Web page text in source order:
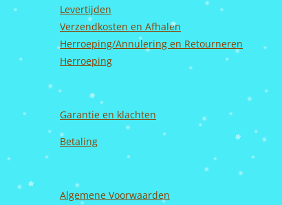
k
a
m
Levertijden
Verzendkosten en Afhalen
Herroeping/Annulering en Retourneren
Herroeping
Garantie en klachten
Betaling
Algemene Voorwaarden